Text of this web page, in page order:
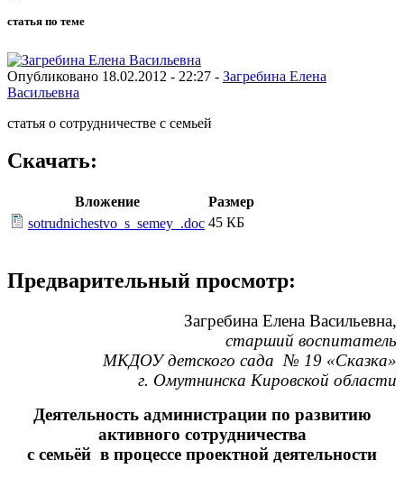
статья по теме
Опубликовано 18.02.2012 - 22:27 - Загребина Елена
Васильевна
статья о сотрудничестве с семьей
Скачать:
Вложение
Размер
sotrudnichestvo_s_semey_.doc 45 КБ
Предварительный просмотр:
Загребина Елена Васильевна,
старший воспитатель
МКДОУ детского сада № 19 «Сказка»
г. Омутнинска Кировской области
Деятельность администрации по развитию
активного сотрудничества
с семьёй в процессе проектной деятельности